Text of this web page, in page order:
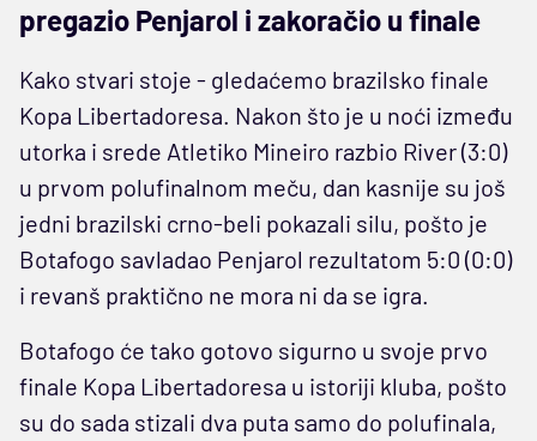
pregazio Penjarol i zakoračio u finale
Kako stvari stoje - gledaćemo brazilsko finale
Kopa Libertadoresa. Nakon što je u noći između
utorka i srede Atletiko Mineiro razbio River (3:0)
u prvom polufinalnom meču, dan kasnije su još
jedni brazilski crno-beli pokazali silu, pošto je
Botafogo savladao Penjarol rezultatom 5:0 (0:0)
i revanš praktično ne mora ni da se igra.
Botafogo će tako gotovo sigurno u svoje prvo
finale Kopa Libertadoresa u istoriji kluba, pošto
su do sada stizali dva puta samo do polufinala,